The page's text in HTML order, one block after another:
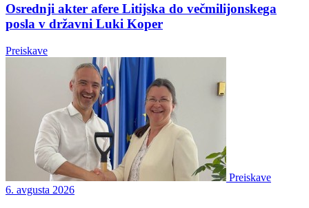
Osrednji akter afere Litijska do večmilijonskega
posla v državni Luki Koper
Preiskave
Preiskave
6. avgusta 2026